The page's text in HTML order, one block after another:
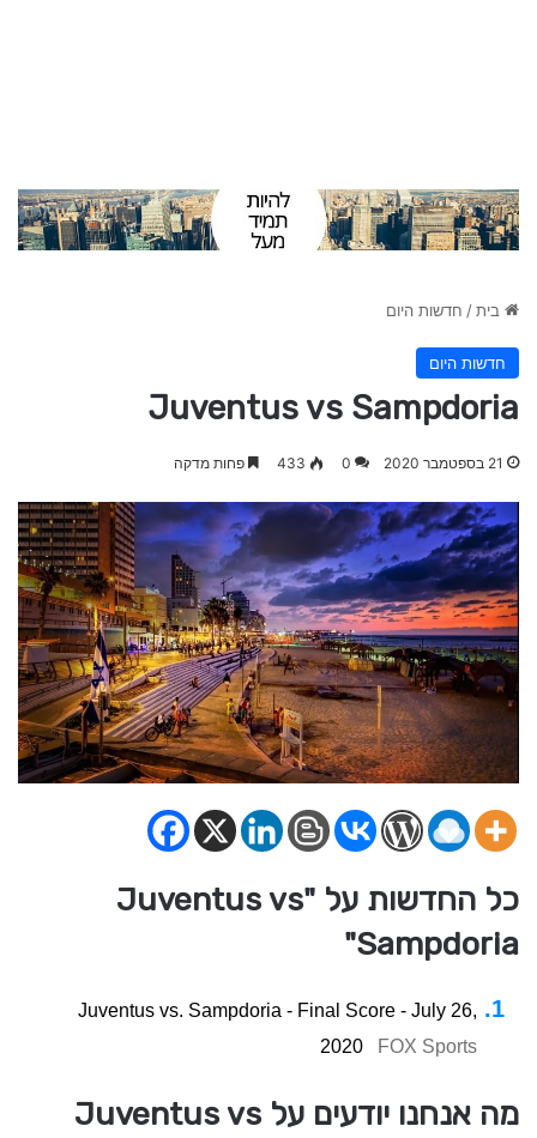
בית/ חדשות היום
חדשות היום
Juventus vs Sampdoria
21 בספטמבר 2020 0
433 פחות מדקה
כל החדשות על "Juventus vs
Sampdoria"
Juventus vs. Sampdoria - Final Score - July 26,
2020
FOX Sports
מה אנחנו יודעים על Juventus vs